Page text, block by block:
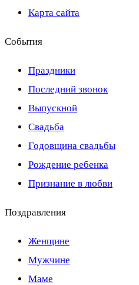
Карта сайта
События
Праздники
Последний звонок
Выпускной
Свадьба
Годовщина свадьбы
Рождение ребенка
Признание в любви
Поздравления
Женщине
Мужчине
Маме